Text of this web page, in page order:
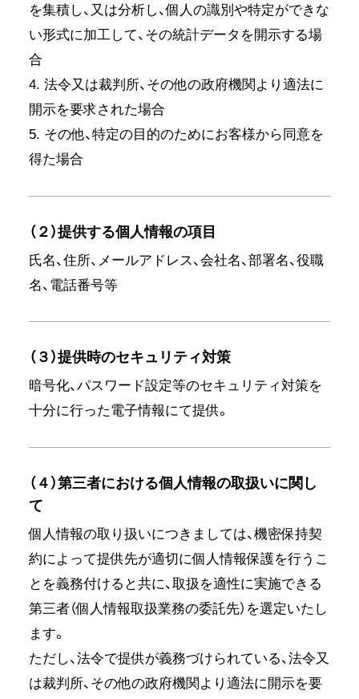
を集積し、又は分析し、個人の識別や特定ができな
い形式に加工して、その統計データを開示する場
合
4. 法令又は裁判所、その他の政府機関より適法に
開示を要求された場合
5. その他、特定の目的のためにお客様から同意を
得た場合
（２）提供する個人情報の項目
氏名、住所、メールアドレス、会社名、部署名、役職
名、電話番号等
（３）提供時のセキュリティ対策
暗号化、パスワード設定等のセキュリティ対策を
十分に行った電子情報にて提供。
（４）第三者における個人情報の取扱いに関し
て
個人情報の取り扱いにつきましては、機密保持契
約によって提供先が適切に個人情報保護を行うこ
とを義務付けると共に、取扱を適性に実施できる
第三者（個人情報取扱業務の委託先）を選定いたし
ます。
ただし、法令で提供が義務づけられている、法令又
は裁判所、その他の政府機関より適法に開示を要